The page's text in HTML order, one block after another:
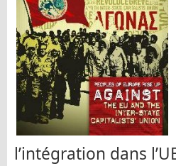
l’intégration dans